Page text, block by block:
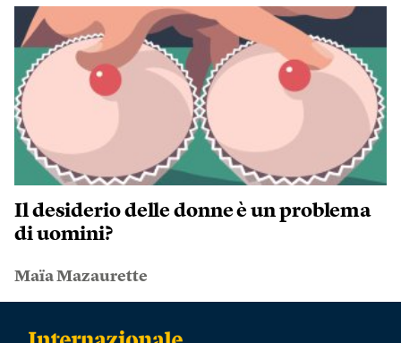
Il desiderio delle donne è un problema
di uomini?
Maïa Mazaurette